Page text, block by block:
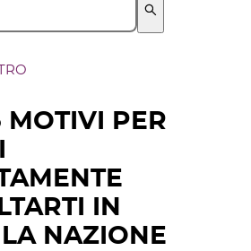
MOTIVI PER
IN
NAZIONE